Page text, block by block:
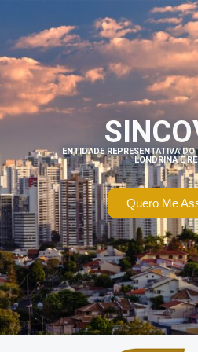
ENTIDADE REPRESENTATIVA
LONDRINA E
Quero Me